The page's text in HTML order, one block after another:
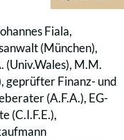
Fiala,
(München),
(Univ.Wales), M.M.
geprüfter Finanz- und
(A.F.A.), EG-
(C.I.F.E.),